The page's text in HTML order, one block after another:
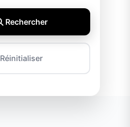
Rechercher
Réinitialiser